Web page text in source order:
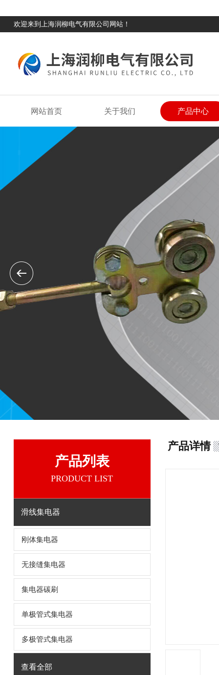
欢迎来到上海润柳电气有限公司网站！
网站首页 关于我们 产品中心
产品列表
PRODUCT LIST
滑线集电器
刚体集电器
无接缝集电器
集电器碳刷
单极管式集电器
多极管式集电器
查看全部
产品详情